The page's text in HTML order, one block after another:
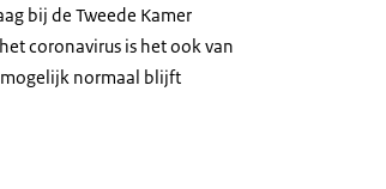
bij de Tweede Kamer
coronavirus is het ook van
mogelijk normaal blijft